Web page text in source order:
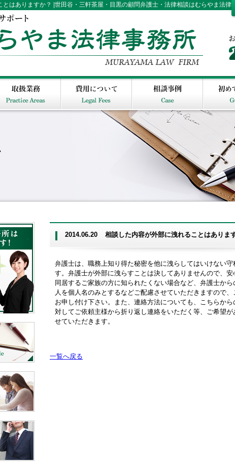
はありますか？ |世田谷・三軒茶屋・目黒の顧問弁護士・法律相談はむらやま法律
2014.06.20 相談した内容が外部に洩れることはありま
弁護士は、職務上知り得た秘密を他に洩らしてはいけない守
す。弁護士が外部に洩らすことは決してありませんので、安
同居するご家族の方に知られたくない場合など、弁護士か
人を個人名のみとするなどご配慮させていただきますので
お申し付け下さい。また、連絡方法についても、こちらか
対してご依頼主様から折り返し連絡をいただく等、ご希望が
せていただきます。
一覧へ戻る